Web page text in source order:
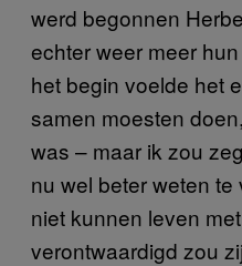
werd begonnen
echter weer meer
het begin voelde het
samen moesten
was – maar ik zou
nu wel beter weten te
niet kunnen leven
verontwaardigd zou